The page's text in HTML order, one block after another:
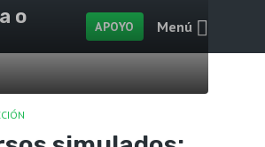
APOYO Menú